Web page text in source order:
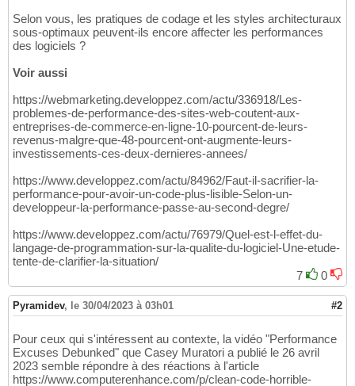
Selon vous, les pratiques de codage et les styles architecturaux
sous-optimaux peuvent-ils encore affecter les performances
des logiciels ?
Voir aussi
https://webmarketing.developpez.com/actu/336918/Les-
problemes-de-performance-des-sites-web-coutent-aux-
entreprises-de-commerce-en-ligne-10-pourcent-de-leurs-
revenus-malgre-que-48-pourcent-ont-augmente-leurs-
investissements-ces-deux-dernieres-annees/
https://www.developpez.com/actu/84962/Faut-il-sacrifier-la-
performance-pour-avoir-un-code-plus-lisible-Selon-un-
developpeur-la-performance-passe-au-second-degre/
https://www.developpez.com/actu/76979/Quel-est-l-effet-du-
langage-de-programmation-sur-la-qualite-du-logiciel-Une-etude-
tente-de-clarifier-la-situation/
7
0
Pyramidev, le 30/04/2023 à 03h01 #2
Pour ceux qui s'intéressent au contexte, la vidéo "Performance
Excuses Debunked" que Casey Muratori a publié le 26 avril
2023 semble répondre à des réactions à l'article
https://www.computerenhance.com/p/clean-code-horrible-